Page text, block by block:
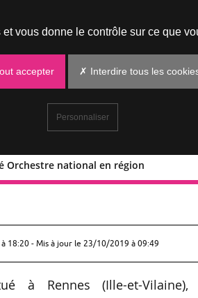
Orchestre national en région
labellisé
18:20- Mis à jour le 23/10/2019 à 09:49
à Rennes (Ille-et-
vous donne le contrôle sur ce que
accepter ✗ Interdire tous les
Personnaliser